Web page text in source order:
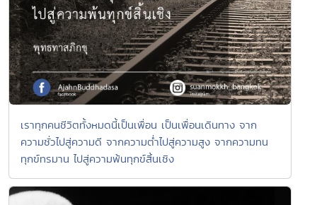
เราทุกคนชีวิตทั้งหมดนี้เป็นเพื่อน เป็นเพื่อนเดินทาง จาก
ความชั่วไปสู่ความดี จากความต่ำไปสู่ความสูง จากความทน
ทุกข์ทรมาน ไปสู่ความพ้นทุกข์สิ้นเชิง